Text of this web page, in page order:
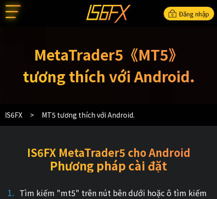
Đăng nhập
MetaTrader5《MT5》
tương thích với Android.
IS6FX MT5 tương thích với Android.
IS6FX MetaTrader5 cho Android
Phương pháp cài đặt
Tìm kiếm "mt5" trên nút bên dưới hoặc ô tìm kiếm